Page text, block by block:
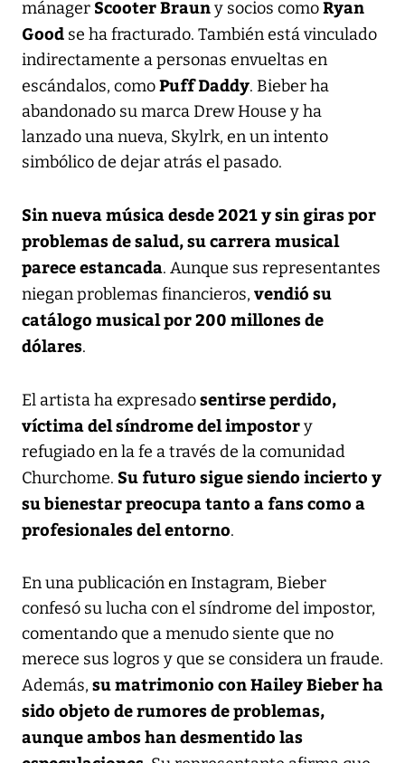
mánager Scooter Brauny socios comoRyan
Good se ha fracturado. También está vinculado
indirectamente a personas envueltas en
escándalos, comoPuff Daddy. Bieber ha
abandonado su marca Drew House y ha
lanzado una nueva, Skylrk, en un intento
simbólico de dejar atrás el pasado.
Sin nueva música desde 2021 y sin giras por
problemas de salud, su carrera musical
parece estancada. Aunque sus representantes
niegan problemas financieros, vendió su
catálogo musical por 200 millones de
dólares.
El artista ha expresadosentirse perdido,
víctima del síndrome del impostory
refugiado en la fe a través de la comunidad
Churchome. Su futuro sigue siendo incierto y
su bienestar preocupa tanto a fans como a
profesionales del entorno.
En una publicación en Instagram, Bieber
confesó su lucha con el síndrome del impostor,
comentando que a menudo siente que no
merece sus logros y que se considera un fraude.
Además, su matrimonio con Hailey Bieber ha
sido objeto de rumores de problemas,
aunque ambos han desmentido las